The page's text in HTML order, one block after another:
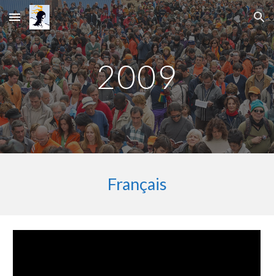
Skip to main content Skip to navigation
2009
Français